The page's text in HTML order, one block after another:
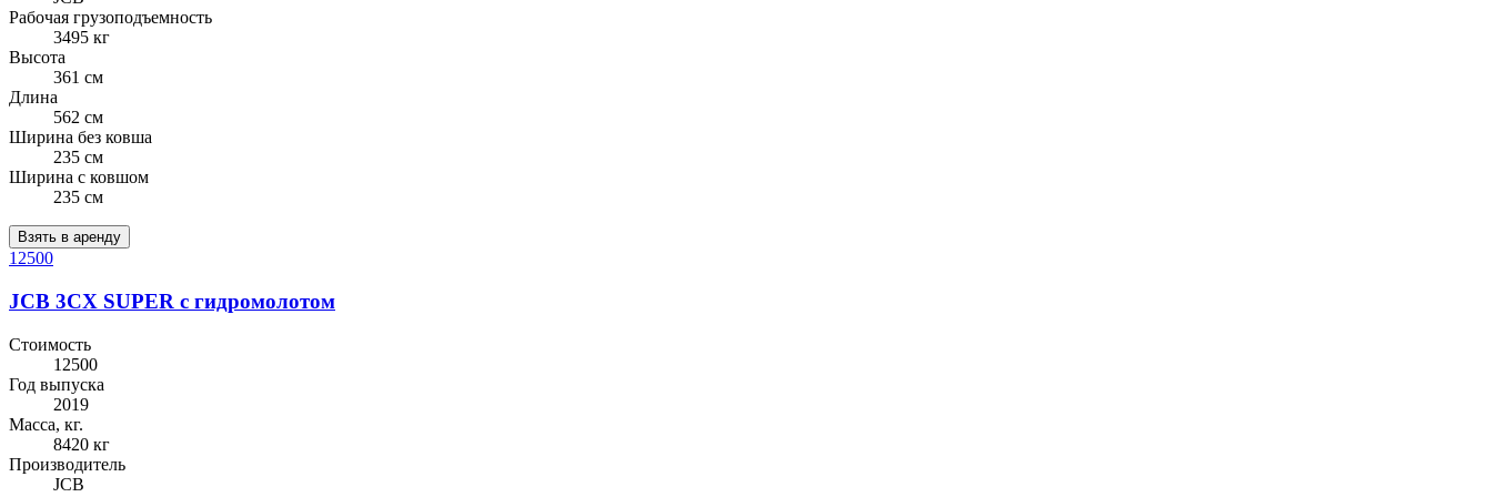
Рабочая грузоподъемность
3495 кг
Высота
361 см
Длина
562 см
Ширина без ковша
235 см
Ширина с ковшом
235 см
Взять в аренду
12500
JCB 3CX SUPER с гидромолотом
Стоимость
12500
Год выпуска
2019
Масса, кг.
8420 кг
Производитель
JCB